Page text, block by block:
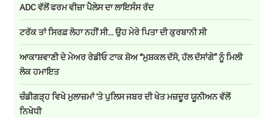
ADC ਵੱਲੋਂ ਫਰਮ ਵੀਜ਼ਾ ਪੈਲੇਸ ਦਾ ਲਾਇਸੰਸ ਰੱਦ
ਟਰੱਕ ਤਾਂ ਸਿਰਫ਼ ਲੋਹਾ ਨਹੀਂ ਸੀ… ਉਹ ਮੇਰੇ ਪਿਤਾ ਦੀ ਕੁਰਬਾਨੀ ਸੀ
ਆਕਾਸ਼ਵਾਣੀ ਦੇ ਮੇਅਰ ਰੇਡੀਓ ਟਾਕ ਸ਼ੋਅ “ਮੁਸ਼ਕਲ ਦੱਸੋ, ਹੱਲ ਦੱਸਾਂਗੇ” ਨੂੰ ਮਿਲੀ
ਲੋਕ ਹਮਾਇਤ
ਚੰਡੀਗੜ੍ਹ ਵਿਖੇ ਮੁਲਾਜ਼ਮਾਂ 'ਤੇ ਪੁਲਿਸ ਜਬਰ ਦੀ ਖੇਤ ਮਜ਼ਦੂਰ ਯੂਨੀਅਨ ਵੱਲੋਂ
ਨਿਖੇਧੀ